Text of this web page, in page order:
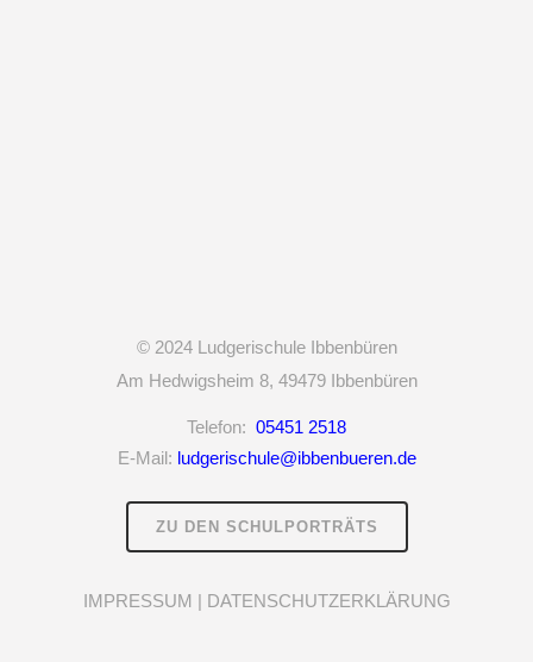
© 2024 Ludgerischule Ibbenbüren
Am Hedwigsheim 8, 49479 Ibbenbüren
Telefon: 05451 2518
E-Mail: ludgerischule@ibbenbueren.de
ZU DEN SCHULPORTRÄTS
IMPRESSUM | DATENSCHUTZERKLÄRUNG